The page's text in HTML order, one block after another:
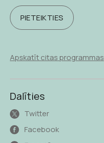
PIETEIKTIES
Apskatīt citas programmas
Dalīties
Twitter
Facebook